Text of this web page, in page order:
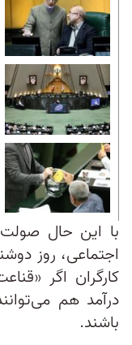
با این حال صولت
اجتماعی، روز
کارگران اگر
درآمد هم
باشند.